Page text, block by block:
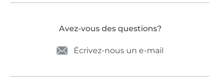
Avez-vous des questions?
Écrivez-nous un e-mail